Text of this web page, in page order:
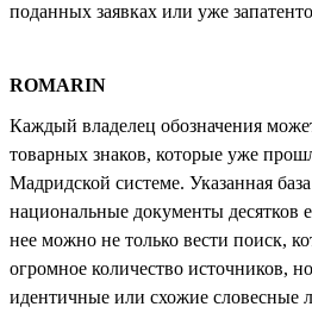
поданных заявках или уже
ROMARIN
Каждый владелец обозначения
товарных знаков, которые уже
Мадридской системе. Указанная
национальные документы десятков
нее можно не только вести поиск,
огромное количество источников,
идентичные или схожие словесные